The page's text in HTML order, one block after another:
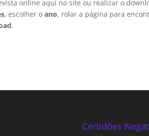
online aqui no site ou realizar o
, escolher oano, rolar a página para
.
Certidões